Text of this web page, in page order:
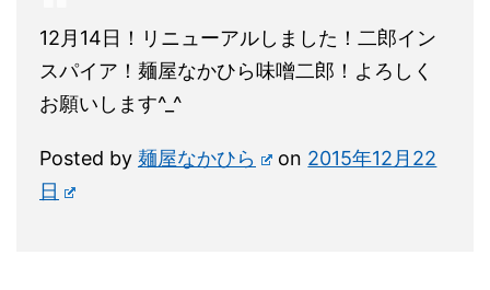
12月14日！リニューアルしました！二郎イン
スパイア！麺屋なかひら味噌二郎！よろしく
お願いします^_^
Posted by 麺屋なかひら on 2015年12月22
日